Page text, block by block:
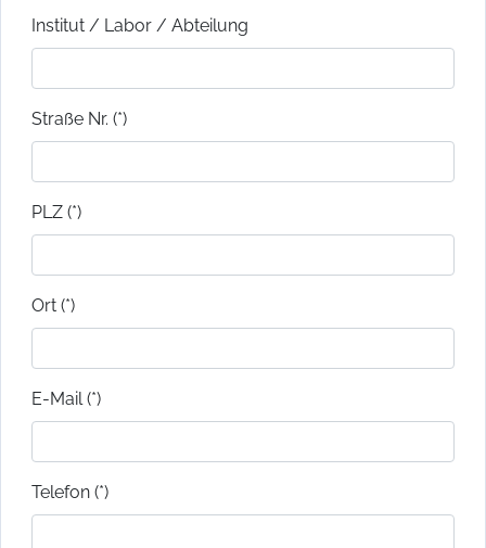
Institut / Labor / Abteilung
Straße Nr. (*)
PLZ (*)
Ort (*)
E-Mail (*)
Telefon (*)